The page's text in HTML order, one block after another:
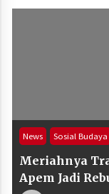
News Sosial Budaya
Meriahnya
Apem Jadi